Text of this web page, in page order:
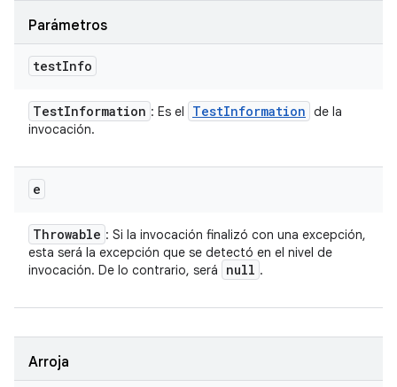
Parámetros
testInfo
TestInformation : Es el TestInformation de la
invocación.
e
Throwable : Si la invocación finalizó con una excepción,
esta será la excepción que se detectó en el nivel de
invocación. De lo contrario, será
null .
Arroja